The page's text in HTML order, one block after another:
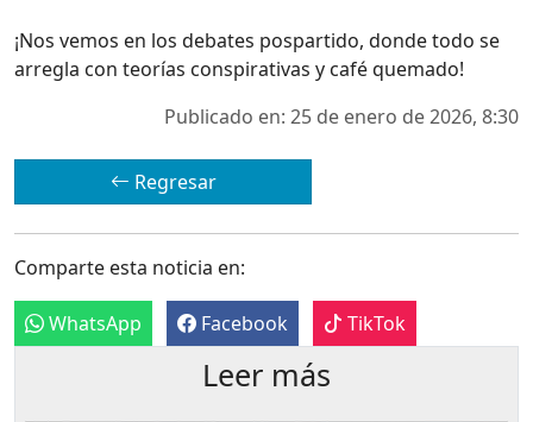
¡Nos vemos en los debates pospartido, donde todo se
arregla con teorías conspirativas y café quemado!
Publicado en: 25 de enero de 2026, 8:30
Regresar
Comparte esta noticia en:
WhatsApp Facebook TikTok
Leer más